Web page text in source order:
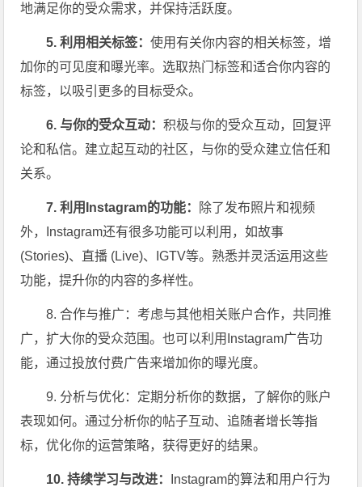
地满足你的受众需求，并保持活跃度。
5. 利用相关标签：使用有关你内容的相关标签，增
加你的可见度和曝光率。选取热门标签和适合你内容的
标签，以吸引更多的目标受众。
6. 与你的受众互动：积极与你的受众互动，回复评
论和私信。建立起互动的社区，与你的受众建立信任和
关系。
7. 利用Instagram的功能： 除了发布照片和视频
外，Instagram还有很多功能可以利用，如故事
(Stories)、直播 (Live)、IGTV等。熟悉并灵活运用这些
功能，提升你的内容的多样性。
8. 合作与推广：考虑与其他相关账户合作，共同推
广，扩大你的受众范围。也可以利用Instagram广告功
能，通过投放付费广告来增加你的曝光度。
9. 分析与优化：定期分析你的数据，了解你的账户
表现如何。通过分析你的帖子互动、追随者增长等指
标，优化你的运营策略，获得更好的结果。
10. 持续学习与改进：
Instagram的算法和用户行为